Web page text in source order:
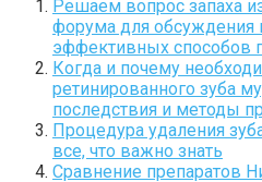
Решаем вопрос запаха
форума для обсуждения
эффективных способов
Когда и почему
ретинированного зуба
последствия и методы
Процедура удаления
все, что важно знать
Сравнение препаратов